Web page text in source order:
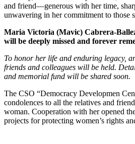
and friend—generous with her time,
unwavering in her commitment to those
Maria Victoria (Mavic) Cabrera-
will be deeply missed and forever
To honor her life and enduring legacy,
friends and colleagues will be held.
and memorial fund will be shared soon.
The CSO “Democracy Developmen
condolences to all the relatives and
woman. Cooperation with her opened
projects for protecting women’s rights